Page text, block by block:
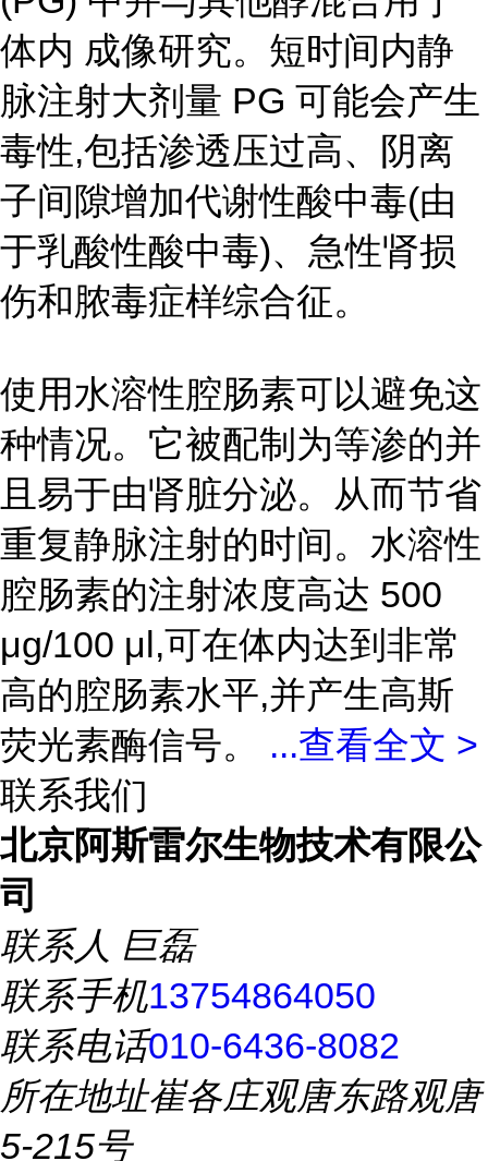
体内 成像研究。短时间内静
脉注射大剂量 PG 可能会产生
毒性,包括渗透压过高、阴离
子间隙增加代谢性酸中毒(由
于乳酸性酸中毒)、急性肾损
伤和脓毒症样综合征。
使用水溶性腔肠素可以避免这
种情况。它被配制为等渗的并
且易于由肾脏分泌。从而节省
重复静脉注射的时间。水溶性
腔肠素的注射浓度高达 500
μg/100 μl,可在体内达到非常
高的腔肠素水平,并产生高斯
荧光素酶信号。 ...查看全文 >
联系我们
北京阿斯雷尔生物技术有限公
司
联系人 巨磊
联系手机13754864050
联系电话010-6436-8082
所在地址崔各庄观唐东路观唐
5-215号